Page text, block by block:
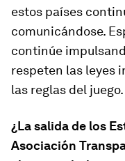
estos países
comunicándose.
continúe
respeten las leyes
las reglas del juego.
¿La salida de los
Asociación